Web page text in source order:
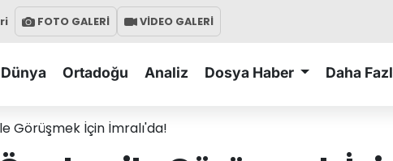
FOTO GALERİ VİDEO GALERİ
Dünya Ortadoğu Analiz Dosya Haber Daha
Görüşmek İçin İmralı'da!